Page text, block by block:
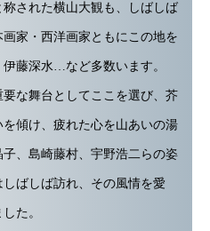
された横山大観も、しばしば
家・西洋画家ともにこの地を
藤深水…など多数います。
な舞台としてここを選び、芥
傾け、疲れた心を山あいの湯
、島崎藤村、宇野浩二らの姿
ばしば訪れ、その風情を愛
た。